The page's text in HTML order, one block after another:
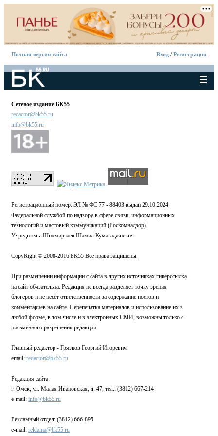
Полная версия сайта Вход /Регистрация
Сетевое издание БК55
redactor@bk55.ru
info@bk55.ru
Регистрационный номер: ЭЛ № ФС 77 - 88403 выдан 29.10.2024
Федеральной службой по надзору в сфере связи, информационных
технологий и массовый коммуникаций (Роскомнадзор)
Учредитель: Шихмирзаев Шамил Кумагаджиевич
CopyRight © 2008-2016 БК55 Все права защищены.
При размещении информации с сайта в других источниках гиперссылка
на сайт обязательна. Редакция не всегда разделяет точку зрения
блогеров и не несёт ответственности за содержание постов и
комментариев на сайте. Перепечатка материалов и использование их в
любой форме, в том числе и в электронных СМИ, возможны только с
письменного разрешения редакции.
Главный редактор - Грязнов Георгий Игоревич.
email: redactor@bk55.ru
Редакция сайта:
г. Омск, ул. Малая Ивановская, д. 47, тел.: (3812) 667-214
e-mail: info@bk55.ru
Рекламный отдел: (3812) 666-895
e-mail: reklama@bk55.ru